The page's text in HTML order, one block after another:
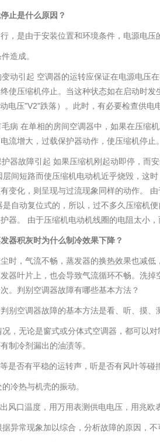
止是什么原因？
，是由于安装位置和环境条件，电源电压
造成。
动引起 空调器的运转应保证在电源电压
使压缩机停止。当这种状态如在启动时
电压"V2"跌落）。此时，有必要检查供电
病 在单相的房间空调器中，如果在压缩
流增大，过载保护器动作，使压缩机停
器故障引起 如果压缩机刚起动即停，而
间短路而使压缩机电动机近乎烧毁，这
变化，则呈现与过流现象同样的动作。
自动复位式的，所以，过不多久压缩机
器。 由于压缩机电动机线圈的电阻太小
器积灰时为什么制冷效果下降？
时，气流不畅，蒸发器的换热效果也减
器叶片上，也会导致气流循环不畅。洗
。判别空调器故障有哪些基本方法？
别空调器故障的基本方法是看、听、摸、
，无论是窗式或分体式空调器，都可以
制冷剂漏出的油渍等。
是否有平稳的运转声，听是否有风叶等碰
冷热与机壳的振动。
风口温度，用万用表测供电电压，用兆欧
异常现象加以综合，分析故障的原因，不